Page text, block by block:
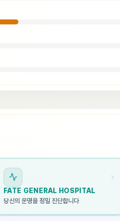
FATE GENERAL HOSPITAL
당신의 운명을 정밀 진단합니다